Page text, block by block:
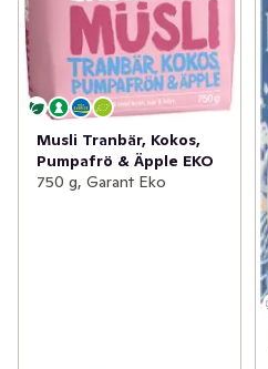
Musli Tranbär, Kokos,
Pumpafrö & Äpple EKO
750 g, Garant Eko